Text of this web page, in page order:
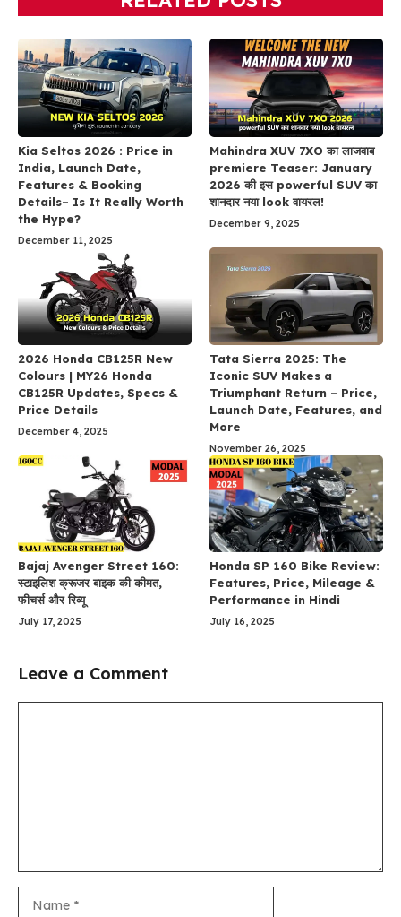
Kia Seltos 2026 : Price in
India, Launch Date,
Features & Booking
Details– Is It Really Worth
the Hype?
December 11, 2025
Mahindra XUV 7XO का लाजवाब
premiere Teaser: January
2026 की इस powerful SUV का
शानदार नया look वायरल!
December 9, 2025
2026 Honda CB125R New
Colours | MY26 Honda
CB125R Updates, Specs &
Price Details
December 4, 2025
Tata Sierra 2025: The
Iconic SUV Makes a
Triumphant Return – Price,
Launch Date, Features, and
More
November 26, 2025
Bajaj Avenger Street 160:
स्टाइलिश क्रूजर बाइक की कीमत,
फीचर्स और रिव्यू
July 17, 2025
Honda SP 160 Bike Review:
Features, Price, Mileage &
Performance in Hindi
July 16, 2025
Leave a Comment